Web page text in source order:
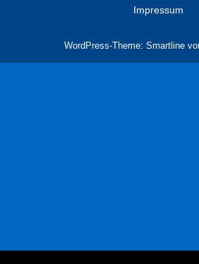
Impressum
WordPress-Theme: Smartline